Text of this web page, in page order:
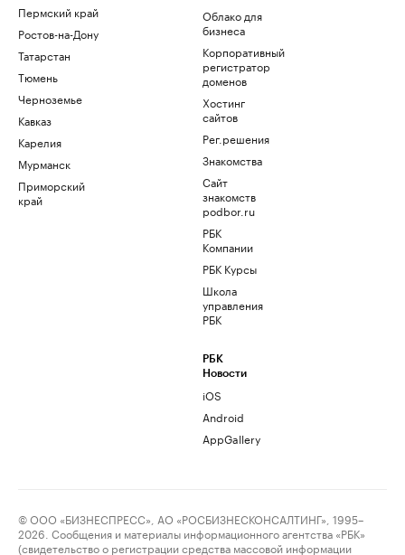
Пермский край
Ростов-на-Дону
Татарстан
Тюмень
Черноземье
Кавказ
Карелия
Мурманск
Приморский
край
Облако для
бизнеса
Корпоративный
регистратор
доменов
Хостинг
сайтов
Рег.решения
Знакомства
Сайт
знакомств
podbor.ru
РБК
Компании
РБК Курсы
Школа
управления
РБК
РБК
Новости
iOS
Android
AppGallery
© ООО «БИЗНЕСПРЕСС», АО «РОСБИЗНЕСКОНСАЛТИНГ», 1995–
2026. Сообщения и материалы информационного агентства «РБК»
(свидетельство о регистрации средства массовой информации